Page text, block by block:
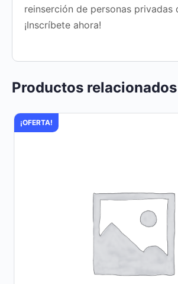
reinserción de personas privadas
¡Inscríbete ahora!
Productos relacionados
¡OFERTA!